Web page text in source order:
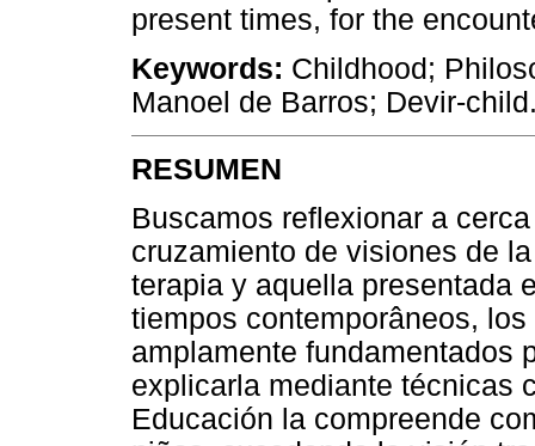
present times, for the
Keywords: Childhood;
Manoel de Barros; Devir-
RESUMEN
Buscamos reflexionar a
cruzamiento de visiones de
terapia y aquella presentada
tiempos contemporâneos,
amplamente fundamentados
explicarla mediante técnicas
Educación la compreende